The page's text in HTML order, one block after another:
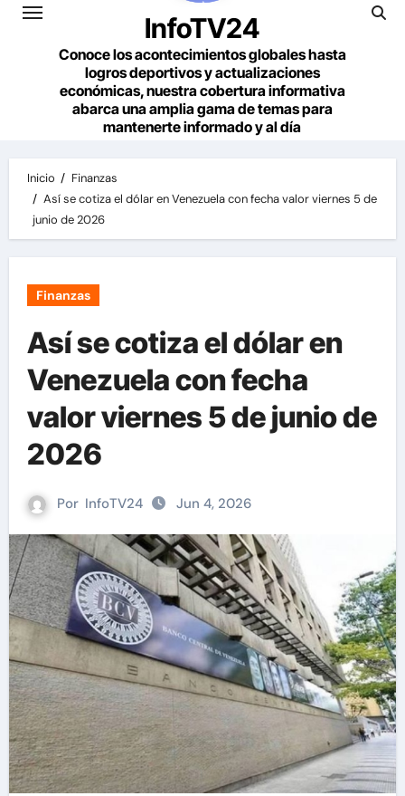
InfoTV24
Conoce los acontecimientos globales hasta
logros deportivos y actualizaciones
económicas, nuestra cobertura informativa
abarca una amplia gama de temas para
mantenerte informado y al día
Inicio
Finanzas
Así se cotiza el dólar en Venezuela con fecha valor viernes 5 de
junio de 2026
Finanzas
Así se cotiza el dólar en
Venezuela con fecha
valor viernes 5 de junio de
2026
Por InfoTV24 Jun 4, 2026